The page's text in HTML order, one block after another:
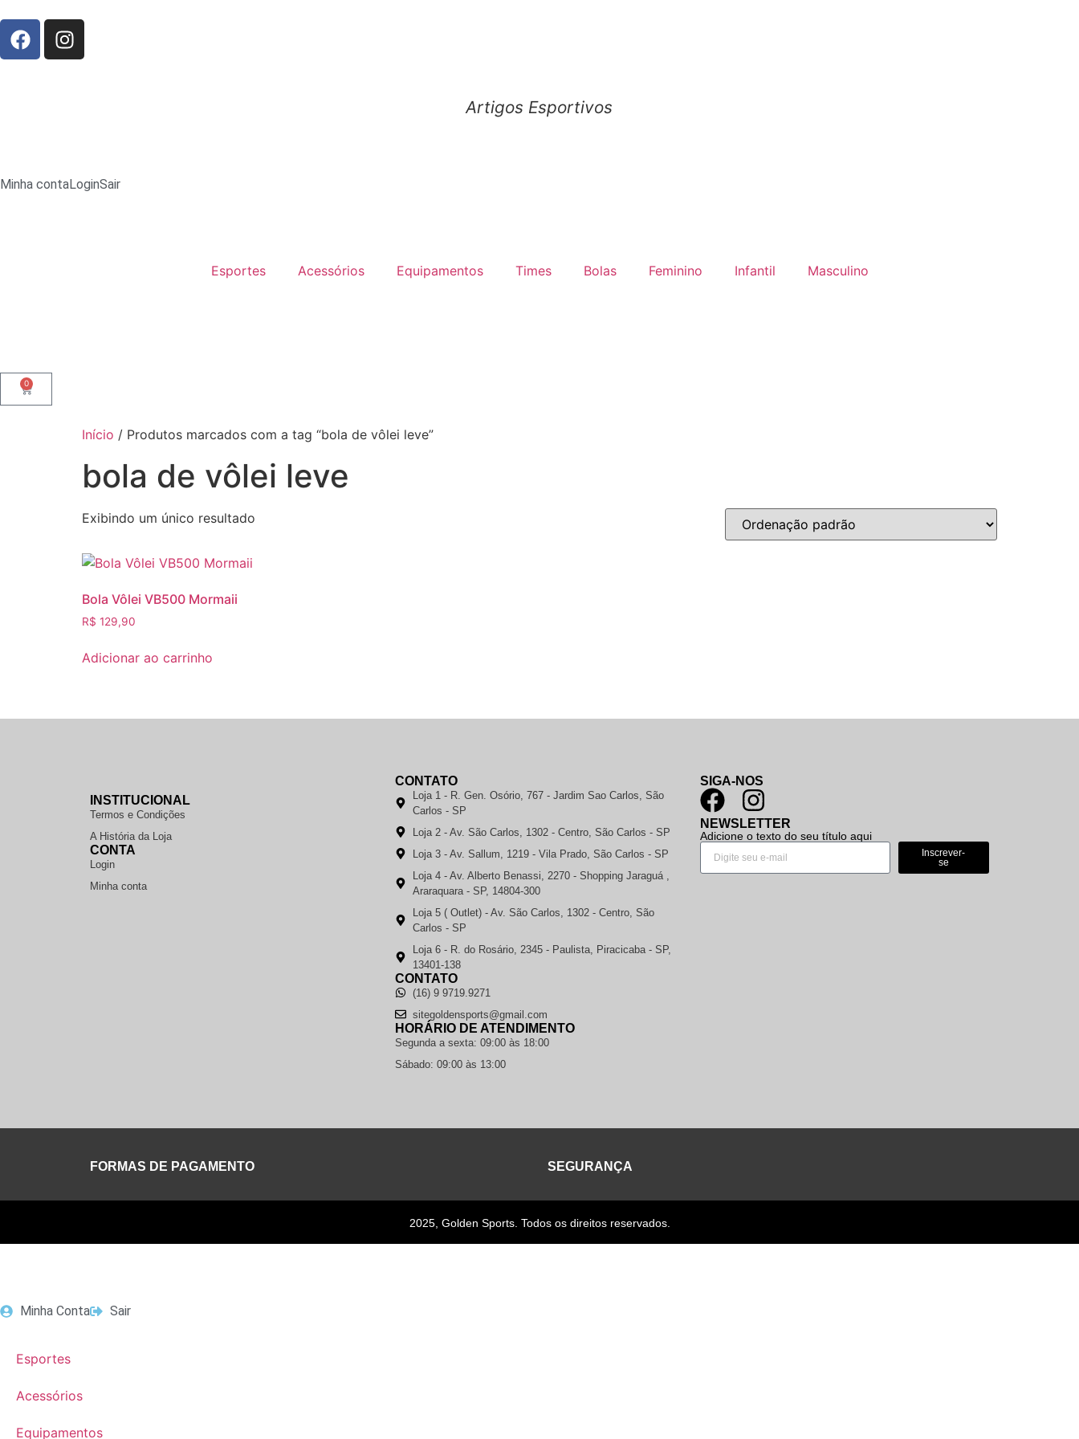
Artigos Esportivos
Minha contaLoginSair
Esportes Acessórios Equipamentos Times Bolas Feminino Infantil Masculino
0
Início / Produtos marcados com a tag “bola de vôlei leve”
bola de vôlei leve
Exibindo um único resultado
Bola Vôlei VB500 Mormaii
R$ 129,90
Adicionar ao carrinho
INSTITUCIONAL
Termos e Condições
A História da Loja
CONTA
Login
Minha conta
CONTATO
Loja 1 - R. Gen. Osório, 767 - Jardim Sao Carlos, São
Carlos - SP
Loja 2 - Av. São Carlos, 1302 - Centro, São Carlos - SP
Loja 3 - Av. Sallum, 1219 - Vila Prado, São Carlos - SP
Loja 4 - Av. Alberto Benassi, 2270 - Shopping Jaraguá ,
Araraquara - SP, 14804-300
Loja 5 ( Outlet) - Av. São Carlos, 1302 - Centro, São
Carlos - SP
Loja 6 - R. do Rosário, 2345 - Paulista, Piracicaba - SP,
13401-138
CONTATO
(16) 9 9719.9271
sitegoldensports@gmail.com
HORÁRIO DE ATENDIMENTO
Segunda a sexta: 09:00 às 18:00
Sábado: 09:00 às 13:00
SIGA-NOS
NEWSLETTER
Adicione o texto do seu título aqui
Inscrever-
se
FORMAS DE PAGAMENTO SEGURANÇA
2025, Golden Sports. Todos os direitos reservados.
Minha Conta Sair
Esportes
Acessórios
Equipamentos